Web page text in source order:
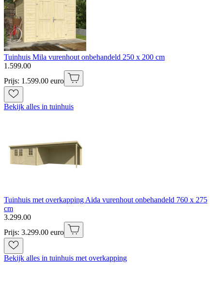
Tuinhuis Mila vurenhout onbehandeld 250 x 200 cm
1 .599.00
Prijs: 1.599.00 euro
Bekijk alles in tuinhuis
Tuinhuis met overkapping Aida vurenhout onbehandeld 760 x 275
cm
3.299.00
Prijs: 3.299.00 euro
Bekijk alles in tuinhuis met overkapping